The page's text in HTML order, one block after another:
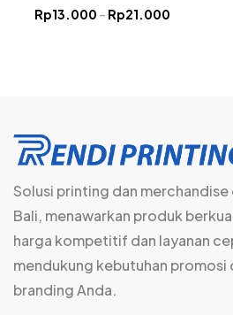
Rp13.000 – Rp21.000
Solusi printing dan
Bali, menawarkan produk
harga kompetitif dan layanan
mendukung kebutuhan promosi
branding Anda.